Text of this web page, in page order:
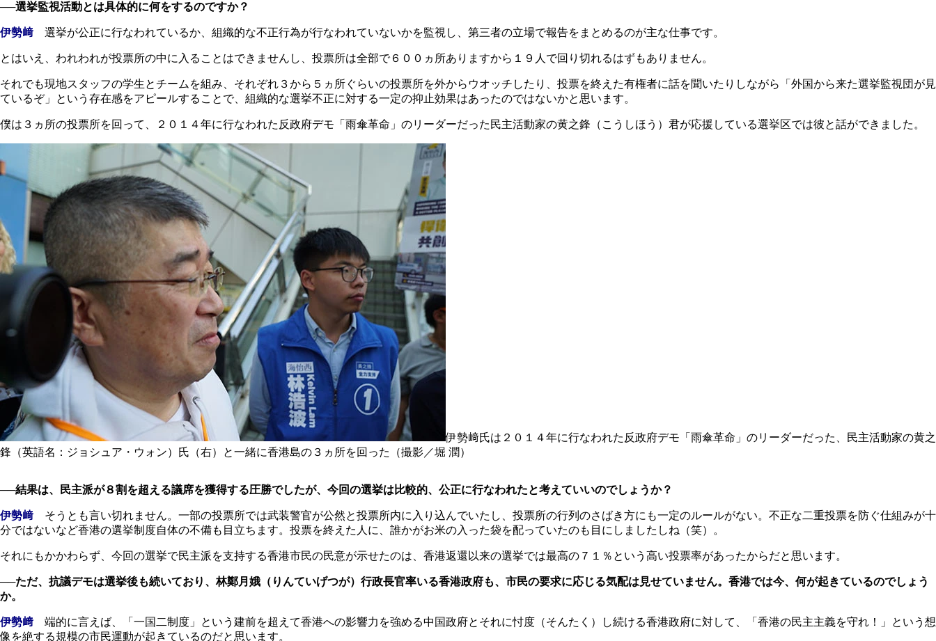
──選挙監視活動とは具体的に何をするのですか？
伊勢﨑 選挙が公正に行なわれているか、組織的な不正行為が行なわれていないかを監視し、第三者の立場で報告をまとめるのが主な仕事です。
とはいえ、われわれが投票所の中に入ることはできませんし、投票所は全部で６００ヵ所ありますから１９人で回り切れるはずもありません。
それでも現地スタッフの学生とチームを組み、それぞれ３から５ヵ所ぐらいの投票所を外からウオッチしたり、投票を終えた有権者に話を聞いたりしながら「外国から来た選挙監視団が見
ているぞ」という存在感をアピールすることで、組織的な選挙不正に対する一定の抑止効果はあったのではないかと思います。
僕は３ヵ所の投票所を回って、２０１４年に行なわれた反政府デモ「雨傘革命」のリーダーだった民主活動家の黄之鋒（こうしほう）君が応援している選挙区では彼と話ができました。
伊勢﨑氏は２０１４年に行なわれた反政府デモ「雨傘革命」のリーダーだった、民主活動家の黄之
鋒（英語名：ジョシュア・ウォン）氏（右）と一緒に香港島の３ヵ所を回った（撮影／堀 潤）
──結果は、民主派が８割を超える議席を獲得する圧勝でしたが、今回の選挙は比較的、公正に行なわれたと考えていいのでしょうか？
伊勢﨑 そうとも言い切れません。一部の投票所では武装警官が公然と投票所内に入り込んでいたし、投票所の行列のさばき方にも一定のルールがない。不正な二重投票を防ぐ仕組みが十
分ではないなど香港の選挙制度自体の不備も目立ちます。投票を終えた人に、誰かがお米の入った袋を配っていたのも目にしましたしね（笑）。
それにもかかわらず、今回の選挙で民主派を支持する香港市民の民意が示せたのは、香港返還以来の選挙では最高の７１％という高い投票率があったからだと思います。
──ただ、抗議デモは選挙後も続いており、林鄭月娥（りんていげつが）行政長官率いる香港政府も、市民の要求に応じる気配は見せていません。香港では今、何が起きているのでしょう
か。
伊勢﨑
端的に言えば、「一国二制度」という建前を超えて香港への影響力を強める中国政府とそれに忖度（そんたく）し続ける香港政府に対して、「香港の民主主義を守れ！」という想
像を絶する規模の市民運動が起きているのだと思います。